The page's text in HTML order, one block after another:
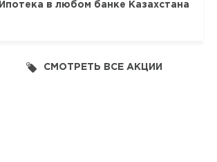
Ипотека в любом банке Казахстана
СМОТРЕТЬ ВСЕ АКЦИИ